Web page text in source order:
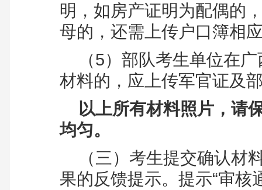
明，如房产证明为配偶的
母的，还需上传户口簿相
（5） 部队考生单位在
材料的，应上传军官证及
以上所有材料照片，请
均匀。
（三） 考生提交确认材
果的反馈提示。提示“审核